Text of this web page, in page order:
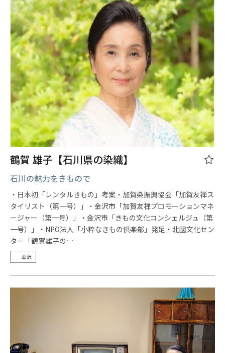
鶴賀 雄子【石川県の染織】
石川の魅力をきもので
・日本初「レンタルきもの」考案・加賀染振興協会「加賀友禅ス
タイリスト（第一号）」・金沢市「加賀友禅プロモーションマネ
ージャー（第一号）」・金沢市「きもの文化コンシェルジュ（第
一号）」・NPO法人「小粋なきもの倶楽部」発足・北國文化セン
ター「鶴賀雄子の…
金沢